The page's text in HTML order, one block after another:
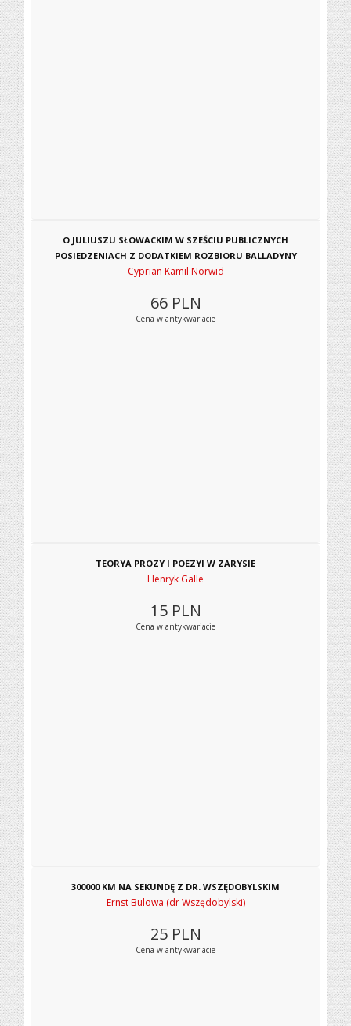
O JULIUSZU SŁOWACKIM W SZEŚCIU PUBLICZNYCH
POSIEDZENIACH Z DODATKIEM ROZBIORU BALLADYNY
Cyprian Kamil Norwid
66 PLN
Cena w antykwariacie
TEORYA PROZY I POEZYI W ZARYSIE
Henryk Galle
15 PLN
Cena w antykwariacie
300000 KM NA SEKUNDĘ Z DR. WSZĘDOBYLSKIM
Ernst Bulowa (dr Wszędobylski)
25 PLN
Cena w antykwariacie